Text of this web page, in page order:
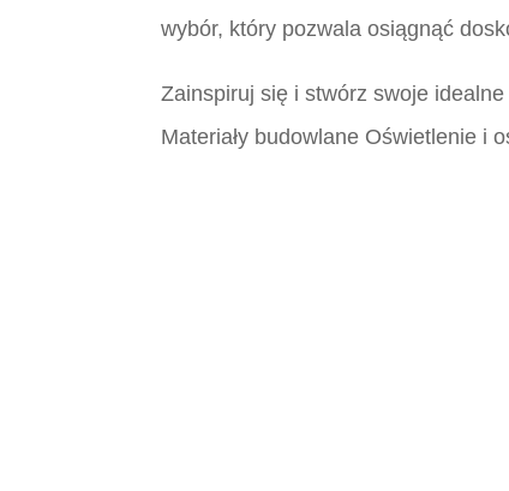
wybór, który pozwala osiągnąć
Zainspiruj się i stwórz swoje
Materiały budowlane Oświetlenie i